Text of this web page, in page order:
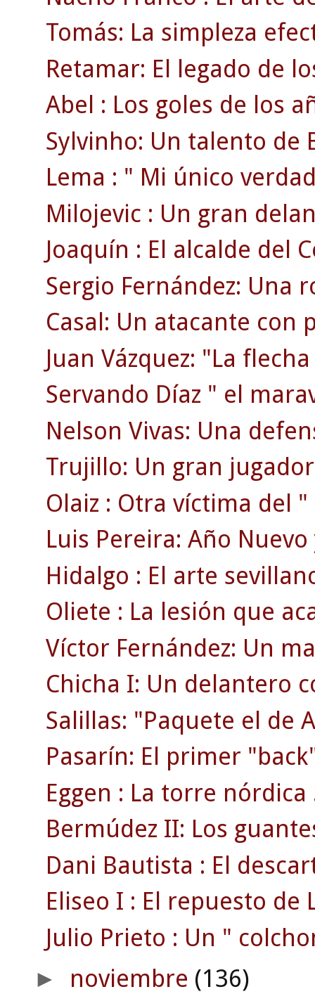
Tomás: La simpleza
Retamar: El legado de
Abel : Los goles de los
Sylvinho: Un talento de
Lema : " Mi único
Milojevic : Un gran
Joaquín : El alcalde del
Sergio Fernández: Una
Casal: Un atacante con
Juan Vázquez: "La
Servando Díaz " el
Nelson Vivas: Una
Trujillo: Un gran
Olaiz : Otra víctima del
Luis Pereira: Año
Hidalgo : El arte
Oliete : La lesión que
Víctor Fernández: Un
Chicha I: Un delantero
Salillas: "Paquete el de
Pasarín: El primer
Eggen : La torre nórdica
Bermúdez II: Los
Dani Bautista : El
Eliseo I : El repuesto de
Julio Prieto : Un "
► noviembre (136)